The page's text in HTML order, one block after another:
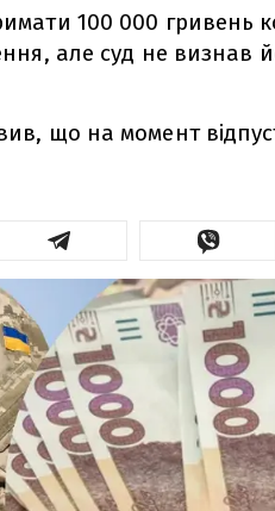
100 000 гривень
але суд не визнав
що на момент